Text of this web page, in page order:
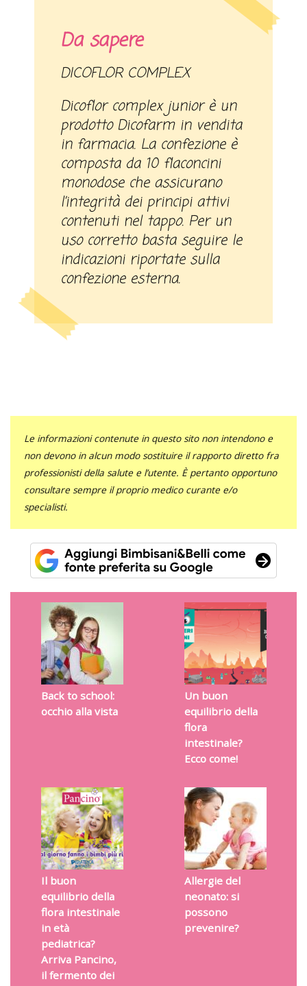
Da sapere
DICOFLOR COMPLEX
Dicoflor complex junior è un
prodotto Dicofarm in vendita
in farmacia. La confezione è
composta da 10 flaconcini
monodose che assicurano
l’integrità dei principi attivi
contenuti nel tappo. Per un
uso corretto basta seguire le
indicazioni riportate sulla
confezione esterna.
Le informazioni contenute in questo sito non intendono e
non devono in alcun modo sostituire il rapporto diretto fra
professionisti della salute e l’utente. È pertanto opportuno
consultare sempre il proprio medico curante e/o
specialisti.
Back to school:
occhio alla vista
Un buon
equilibrio della
flora
intestinale?
Ecco come!
Il buon
equilibrio della
flora intestinale
in età
pediatrica?
Arriva Pancino,
il fermento dei
Allergie del
neonato: si
possono
prevenire?